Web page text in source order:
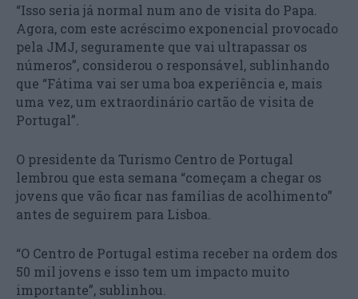
“Isso seria já normal num ano de visita do Papa.
Agora, com este acréscimo exponencial provocado
pela JMJ, seguramente que vai ultrapassar os
números”, considerou o responsável, sublinhando
que “Fátima vai ser uma boa experiência e, mais
uma vez, um extraordinário cartão de visita de
Portugal”.
O presidente da Turismo Centro de Portugal
lembrou que esta semana “começam a chegar os
jovens que vão ficar nas famílias de acolhimento”
antes de seguirem para Lisboa.
“O Centro de Portugal estima receber na ordem dos
50 mil jovens e isso tem um impacto muito
importante”, sublinhou.